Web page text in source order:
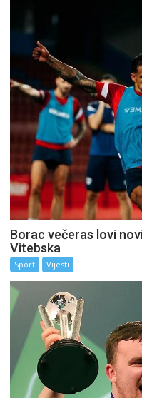
Borac večeras lovi
Vitebska
Sport Vijesti